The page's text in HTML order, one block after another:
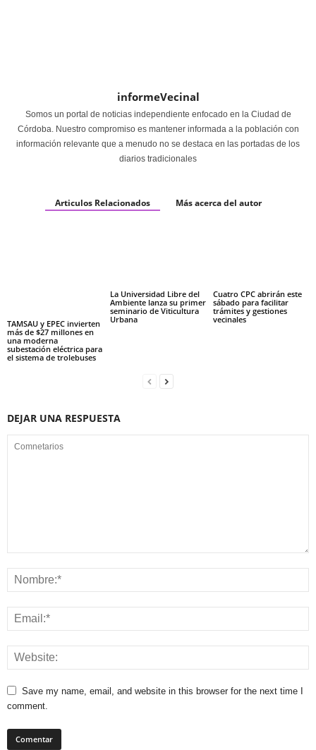
informeVecinal
Somos un portal de noticias independiente enfocado en la Ciudad de
Córdoba. Nuestro compromiso es mantener informada a la población con
información relevante que a menudo no se destaca en las portadas de los
diarios tradicionales
Articulos Relacionados Más acerca del autor
TAMSAU y EPEC invierten
más de $27 millones en
una moderna
subestación eléctrica para
el sistema de trolebuses
La Universidad Libre del
Ambiente lanza su primer
seminario de Viticultura
Urbana
Cuatro CPC abrirán este
sábado para facilitar
trámites y gestiones
vecinales
DEJAR UNA RESPUESTA
Save my name, email, and website in this browser for the next time I
comment.